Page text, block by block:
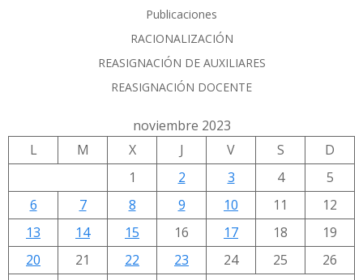
Publicaciones
RACIONALIZACIÓN
REASIGNACIÓN DE AUXILIARES
REASIGNACIÓN DOCENTE
noviembre 2023
L
M X J V S
D
1
2 3 4
5
6
7 8 9 10 11
12
13
14 15 16 17 18
19
20
21 22 23 24 25
26